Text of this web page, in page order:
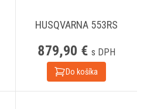
HUSQVARNA 553RS
879,90 € s DPH
Do košíka